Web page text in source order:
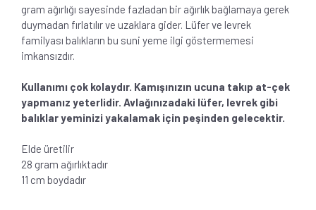
gram ağırlığı sayesinde fazladan bir ağırlık bağlamaya gerek
duymadan fırlatılır ve uzaklara gider. Lüfer ve levrek
familyası balıkların bu suni yeme ilgi göstermemesi
imkansızdır.
Kullanımı çok kolaydır. Kamışınızın ucuna takıp at-çek
yapmanız yeterlidir. Avlağınızadaki lüfer, levrek gibi
balıklar yeminizi yakalamak için peşinden gelecektir.
Elde üretilir
28 gram ağırlıktadır
11 cm boydadır